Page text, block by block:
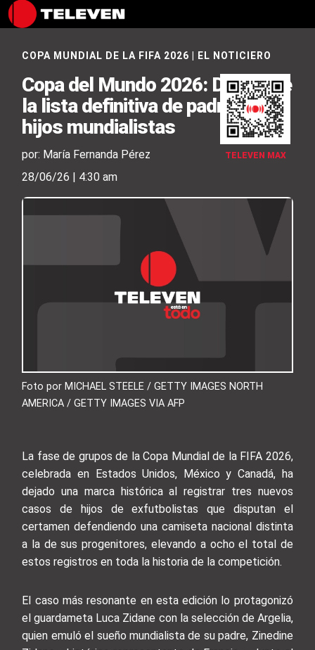
TELEVEN MAX
COPA MUNDIAL DE LA FIFA 2026 EL NOTICIERO
Copa del Mundo 2026: Descubre
la lista definitiva de padres e
hijos mundialistas
por: María Fernanda Pérez
28/06/26 | 4:30 am
Foto por MICHAEL STEELE / GETTY IMAGES NORTH
AMERICA / GETTY IMAGES VIA AFP
La fase de grupos de la Copa Mundial de la FIFA 2026,
celebrada en Estados Unidos, México y Canadá, ha
dejado una marca histórica al registrar tres nuevos
casos de hijos de exfutbolistas que disputan el
certamen defendiendo una camiseta nacional distinta
a la de sus progenitores, elevando a ocho el total de
estos registros en toda la historia de la competición.
El caso más resonante en esta edición lo protagonizó
el guardameta Luca Zidane con la selección de Argelia,
quien emuló el sueño mundialista de su padre, Zinedine